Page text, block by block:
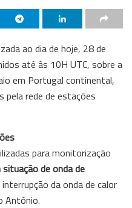
ao dia de hoje, 28 de
até às 10H UTC, sobre a
em Portugal continental,
pela rede de estações
para monitorização
de onda de
da onda de calor
António.